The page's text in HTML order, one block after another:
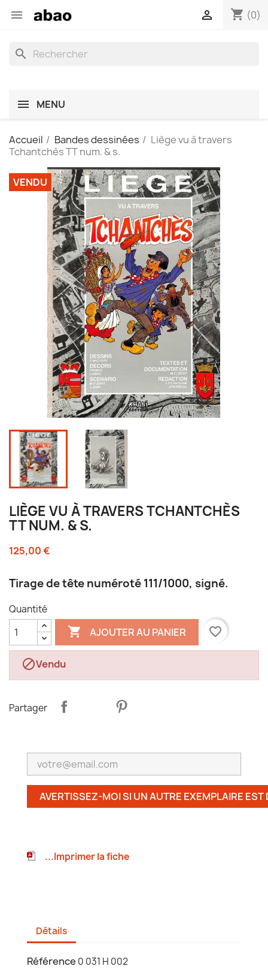
 shopping_cart (0)

search
MENU
Accueil Bandes dessinées
Liège vu à travers
Tchantchès TT num. & s.
VENDU
LIÈGE VU À TRAVERS TCHANTCHÈS
TT NUM. & S.
125,00 €
Tirage de tête numéroté 111/1000, signé.
Quantité
 AJOUTER AU PANIER favorite_border
Vendu
Partager
AVERTISSEZ-MOI SI UN AUTRE EXEMPLAIRE EST
...Imprimer la fiche
Détails
Référence 0 031 H 002